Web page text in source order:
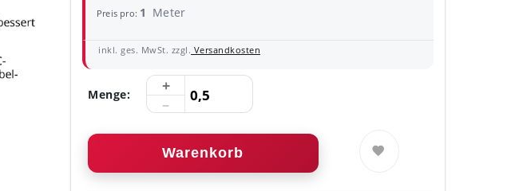
Preis pro: 1 Meter
inkl. ges. MwSt. zzgl. Versandkosten
Menge:
Warenkorb